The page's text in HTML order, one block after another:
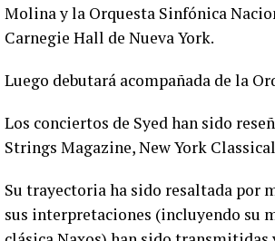
Molina y la Orquesta Sinfónica
Carnegie Hall de Nueva York.
Luego debutará acompañada de la
Los conciertos de Syed han sido
Strings Magazine, New York
Su trayectoria ha sido resaltada por
sus interpretaciones (incluyendo su